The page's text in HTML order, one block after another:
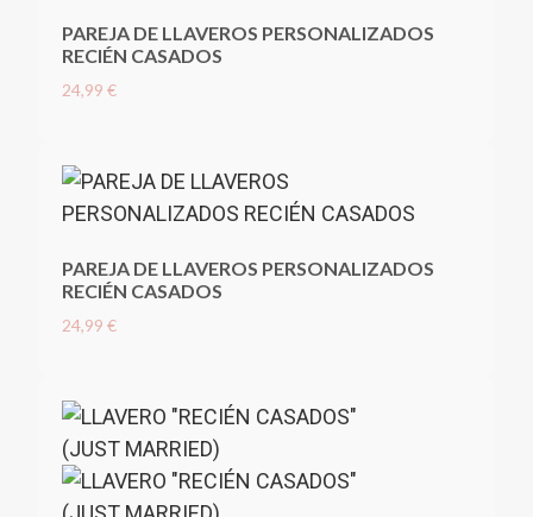
PAREJA DE LLAVEROS PERSONALIZADOS
RECIÉN CASADOS
24,99 €
PAREJA DE LLAVEROS PERSONALIZADOS
RECIÉN CASADOS
24,99 €